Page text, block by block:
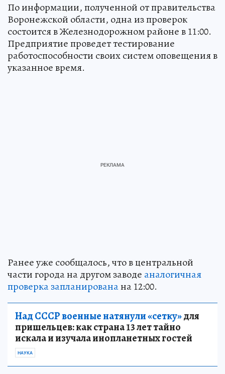
По информации, полученной от правительства
Воронежской области, одна из проверок
состоится в Железнодорожном районе в 11:00.
Предприятие проведет тестирование
работоспособности своих систем оповещения в
указанное время.
Ранее уже сообщалось, что в центральной
части города на другом заводе аналогичная
проверка запланированана 12:00.
Над СССР военные натянули «сетку»для
пришельцев: как страна 13 лет тайно
искала и изучала инопланетных гостей
НАУКА